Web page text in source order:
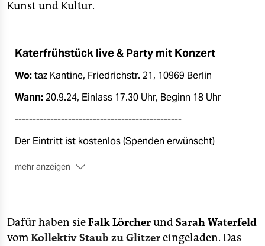
Kunst und Kultur.
Katerfrühstück live & Party mit Konzert
Wo:taz Kantine, Friedrichstr. 21, 10969 Berlin
Wann: 20.9.24, Einlass 17.30 Uhr, Beginn 18 Uhr
-----------------------------------------------
Der Eintritt ist kostenlos (Spenden erwünscht)
mehr anzeigen
Dafür haben sieFalk LörcherundSarah Waterfeld
vomKollektivStaub zu Glitzereingeladen. Das